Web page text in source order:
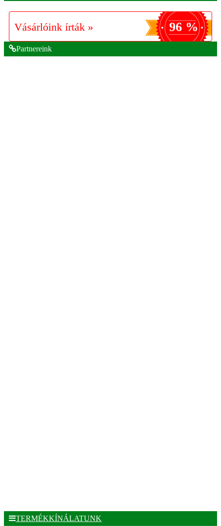
Vásárlóink írták » 96 %
Partnereink
TERMÉKKÍNÁLATUNK